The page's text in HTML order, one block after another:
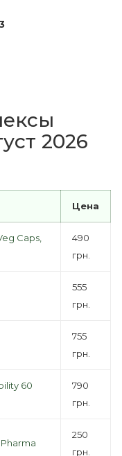
2026
Цена
Caps,
490
грн.
555
грн.
755
грн.
60
790
грн.
250
грн.